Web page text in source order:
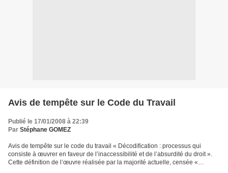
Avis de tempête sur le Code du Travail
Publié le 17/01/2008 à 22:39
Par Stéphane GOMEZ
Avis de tempête sur le code du travail « Décodification : processus qui
consiste à œuvrer en faveur de l’inaccessibilité et de l’absurdité du droit ».
Cette définition de l’œuvre réalisée par la majorité actuelle, censée «